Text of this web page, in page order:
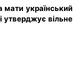
мати український
утверджує вільне